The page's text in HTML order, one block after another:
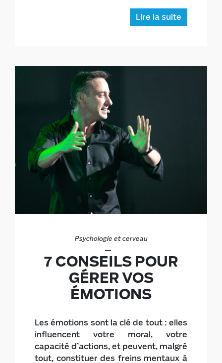
Lire la suite
Psychologie et cerveau
7 CONSEILS POUR
GÉRER VOS
ÉMOTIONS
Les émotions sont la clé de tout : elles
influencent votre moral, votre
capacité d’actions, et peuvent, malgré
tout, constituer des freins mentaux à